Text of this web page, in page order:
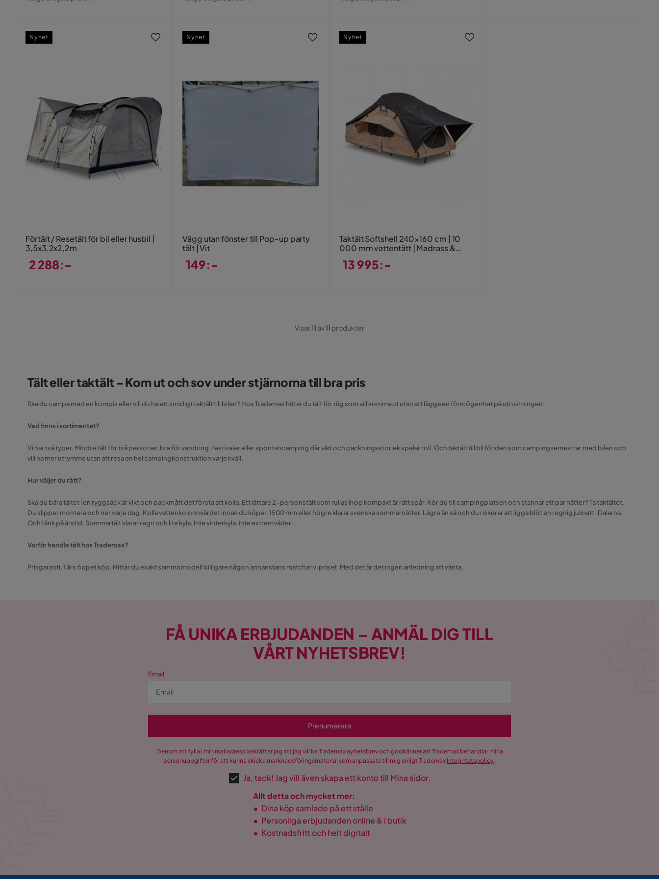
Förtält / Resetält för bil eller husbil |
3,5x3,2x2,2m
2 288:-
Nyhet
Vägg utan fönster till Pop-up party
tält | Vit
149:-
Nyhet
Taktält Softshell 240×160 cm | 10
000 mm vattentätt | Madrass &
13 995:-
Nyhet
Visar11 av11 produkter
Tält eller taktält - Kom ut och sov under stjärnorna till bra pris
Ska du campa med en kompis eller vill du ha ett smidigt taktält till bilen? Hos Trademax hittar du tält för dig som vill komma ut utan att lägga en förmögenhet på utrustningen.
Vad finns i sortimentet?
Vi har två typer. Mindre tält för två personer, bra för vandring, festivaler eller spontancamping där vikt och packningsstorlek spelar roll. Och taktält till bil för den som campingsemestrar med bilen och
vill ha mer utrymme utan att resa en hel campingkonstruktion varje kväll.
Hur väljer du rätt?
Ska du bära tältet i en ryggsäck är vikt och packmått det första att kolla. Ett lättare 2-personstält som rullas ihop kompakt är rätt spår. Kör du till campingplatsen och stannar ett par nätter? Ta taktältet.
Du slipper montera och ner varje dag. Kolla vattenkolonnvärdet innan du köper. 1500 mm eller högre klarar svenska sommarnätter. Lägre än så och du riskerar att ligga blöt en regnig julinatt i Dalarna.
Och tänk på årstid. Sommartält klarar regn och lite kyla. Inte vinterkyla, inte extremväder.
Varför handla tält hos Trademax?
Prisgaranti, 1 års öppet köp. Hittar du exakt samma modell billigare någon annanstans matchar vi priset. Med det är det ingen anledning att vänta.
FÅ UNIKA ERBJUDANDEN – ANMÄL DIG TILL
VÅRT NYHETSBREV!
Email
Prenumerera
Genom att fylla i min mailadress bekräftar jag att jag vill ha Trademax nyhetsbrev och godkänner att Trademax behandlar mina
personuppgifter för att kunna skicka marknadsföringsmaterial som anpassats till mig enligt Trademax Integritetspolicy.
Ja, tack! Jag vill även skapa ett konto till Mina sidor.
Allt detta och mycket mer:
• Dina köp samlade på ett ställe
• Personliga erbjudanden online & i butik
• Kostnadsfritt och helt digitalt